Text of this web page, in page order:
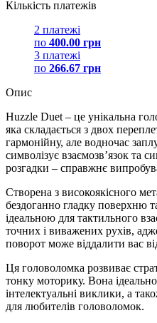
Кількість платежів
2 платежі
по 400.00 грн
3 платежі
по 266.67 грн
Опис
Huzzle Duet – це унікальна
яка складається з двох
гармонійну, але водночас
символізує взаємозв’язок та
розгадки – справжнє
Створена з високоякісного
бездоганно гладку поверхню
ідеальною для тактильного
точних і виважених рухів,
поворот може віддалити вас
Ця головоломка розвиває
тонку моторику. Вона
інтелектуальні виклики, а
для любителів головоломок.